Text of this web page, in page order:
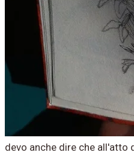
devo anche dire che all'atto